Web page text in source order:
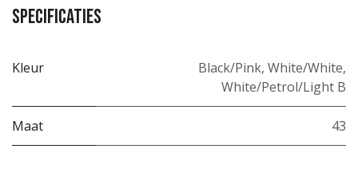
Specificaties
Kleur Black/Pink, White/White,
White/Petrol/Light B
Maat 43